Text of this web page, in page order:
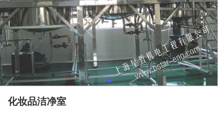
化妆品洁净室